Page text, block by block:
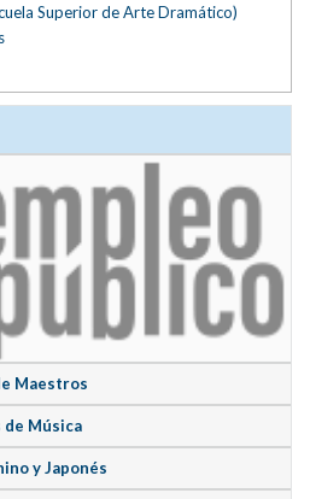
Superior de Arte Dramático)
Maestros
de Música
y Japonés